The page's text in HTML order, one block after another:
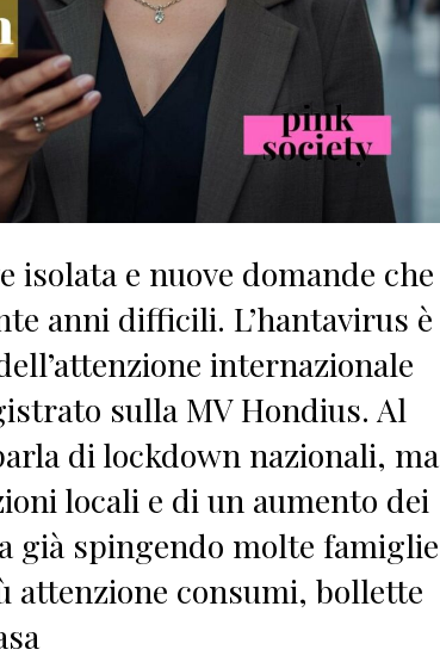
isolata e nuove domande che
anni difficili. L’hantavirus è
internazionale
sulla MV Hondius. Al
di lockdown nazionali, ma
locali e di un aumento dei
già spingendo molte famiglie
attenzione consumi, bollette